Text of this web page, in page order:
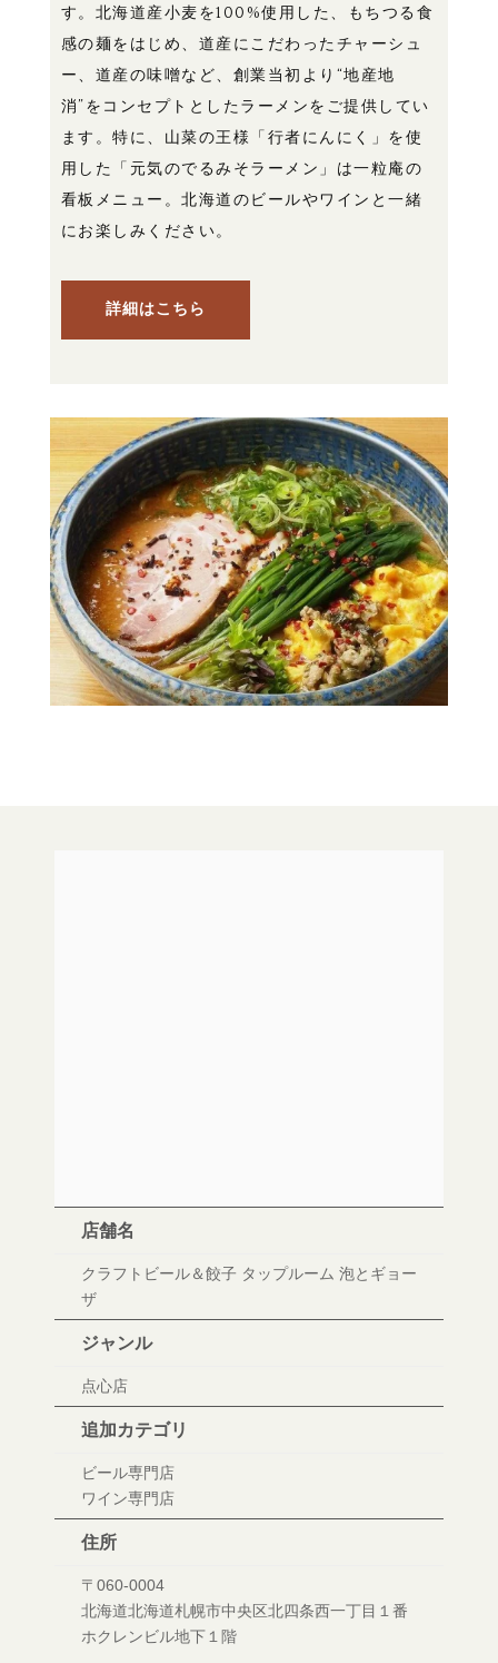
す。北海道産小麦を100%使用した、もちつる食
感の麺をはじめ、道産にこだわったチャーシュ
ー、道産の味噌など、創業当初より“地産地
消”をコンセプトとしたラーメンをご提供してい
ます。特に、山菜の王様「行者にんにく」を使
用した「元気のでるみそラーメン」は一粒庵の
看板メニュー。北海道のビールやワインと一緒
にお楽しみください。
詳細はこちら
店舗名
クラフトビール＆餃子 タップルーム 泡とギョー
ザ
ジャンル
点心店
追加カテゴリ
ビール専門店
ワイン専門店
住所
〒060-0004
北海道北海道札幌市中央区北四条西一丁目１番
ホクレンビル地下１階